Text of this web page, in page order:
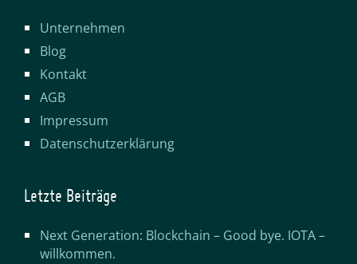
Unternehmen
Blog
Kontakt
AGB
Impressum
Datenschutzerklärung
Letzte Beiträge
Next Generation: Blockchain – Good bye. IOTA –
willkommen.